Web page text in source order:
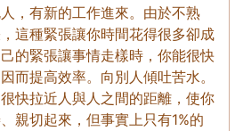
，有新的工作進來。由於不熟
這種緊張讓你時間花得很多卻成
的緊張讓事情走樣時，你能很快
而提高效率。向別人傾吐苦水。
快拉近人與人之間的距離，使你
親切起來，但事實上只有1%的